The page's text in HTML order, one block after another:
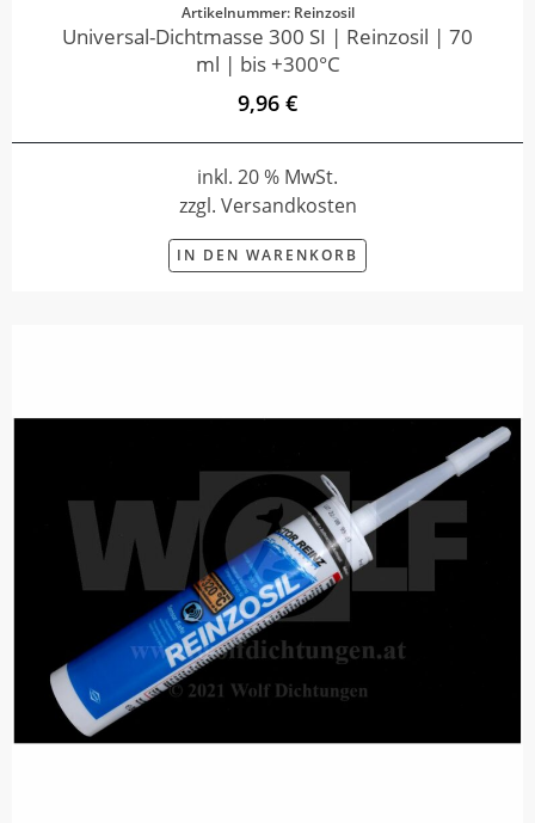
Artikelnummer: Reinzosil
Universal-Dichtmasse 300 SI | Reinzosil | 70
ml | bis +300°C
9,96 €
inkl. 20 % MwSt.
zzgl. Versandkosten
IN DEN WARENKORB